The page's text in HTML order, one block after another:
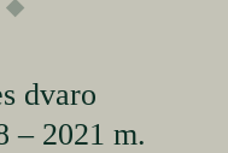
dvaro
– 2021 m.